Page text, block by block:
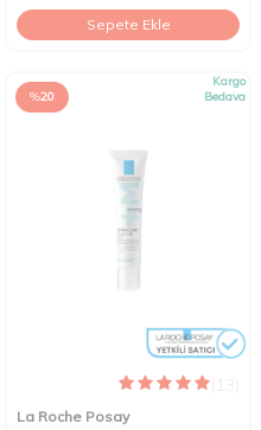
Sepete Ekle
%20
Kargo
Bedava
La Roche Posay